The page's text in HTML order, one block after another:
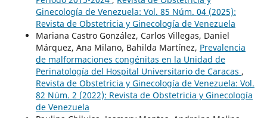
Ginecología de Venezuela: Vol. 85 Núm. 04 (2025):
Revista de Obstetricia y Ginecología de Venezuela
Mariana Castro González, Carlos Villegas, Daniel
Márquez, Ana Milano, Bahilda Martínez, Prevalencia
de malformaciones congénitas en la Unidad de
Perinatología del Hospital Universitario de Caracas ,
Revista de Obstetricia y Ginecología de Venezuela: Vol.
82 Núm. 2 (2022): Revista de Obstetricia y Ginecología
de Venezuela